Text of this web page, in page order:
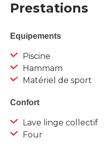
Prestations
Equipements
Piscine
Hammam
Matériel de sport
Confort
Lave linge collectif
Four